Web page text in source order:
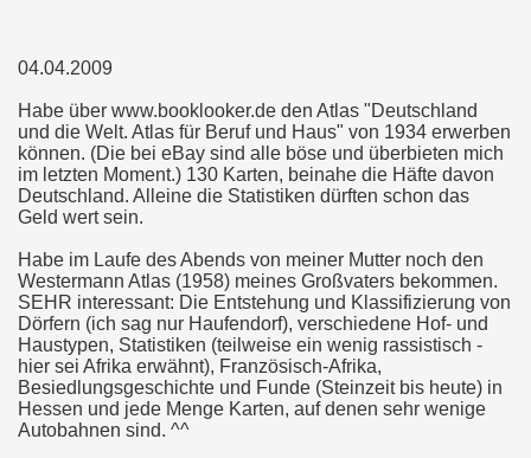
04.04.2009
Habe über www.booklooker.de den Atlas "Deutschland
und die Welt. Atlas für Beruf und Haus" von 1934 erwerben
können. (Die bei eBay sind alle böse und überbieten mich
im letzten Moment.) 130 Karten, beinahe die Häfte davon
Deutschland. Alleine die Statistiken dürften schon das
Geld wert sein.
Habe im Laufe des Abends von meiner Mutter noch den
Westermann Atlas (1958) meines Großvaters bekommen.
SEHR interessant: Die Entstehung und Klassifizierung von
Dörfern (ich sag nur Haufendorf), verschiedene Hof- und
Haustypen, Statistiken (teilweise ein wenig rassistisch -
hier sei Afrika erwähnt), Französisch-Afrika,
Besiedlungsgeschichte und Funde (Steinzeit bis heute) in
Hessen und jede Menge Karten, auf denen sehr wenige
Autobahnen sind. ^^